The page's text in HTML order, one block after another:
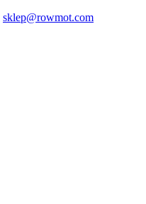
sklep@rowmot.com